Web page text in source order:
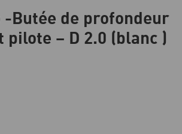
-Butée de profondeur
pilote – D 2.0 (blanc )